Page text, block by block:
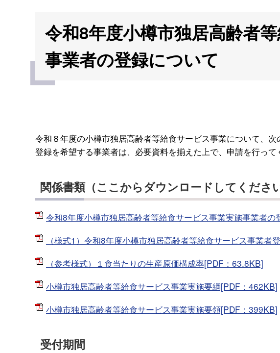
令和8年度小樽市独居高齢者
事業者の登録について
令和８年度の小樽市独居高齢者等給食サービス事業について、次
登録を希望する事業者は、必要資料を揃えた上で、申請を行って
関係書類（ここからダウンロードしてくださ
令和8年度小樽市独居高齢者等給食サービス事業実施事業者
（様式1）令和8年度小樽市独居高齢者等給食サービス事業者
（参考様式）１食当たりの生産原価構成率[PDF：63.8KB]
小樽市独居高齢者等給食サービス事業実施要綱[PDF：462KB]
小樽市独居高齢者等給食サービス事業実施要領[PDF：399KB]
受付期間